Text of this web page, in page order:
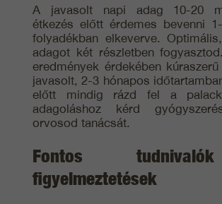
A javasolt napi adag 10-20
étkezés előtt érdemes bevenni
folyadékban elkeverve.
adagot két részletben
eredmények érdekében
javasolt, 2-3 hónapos
előtt mindig rázd fel a
adagoláshoz kérd
orvosod tanácsát.
Fontos
figyelmeztetések